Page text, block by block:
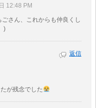
12:48 PM
さん、これからも仲良くし
)
が残念でした
返信